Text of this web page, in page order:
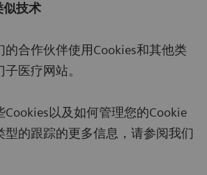
技术
合作伙伴使用Cookies和其他类
医疗网站。
以及如何管理您的Cookie
型的跟踪的更多信息，请参阅我们